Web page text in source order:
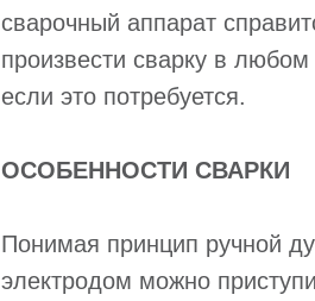
сварочный аппарат
произвести сварку в
если это потребуется.
ОСОБЕННОСТИ СВАРКИ
Понимая принцип ручной
электродом можно